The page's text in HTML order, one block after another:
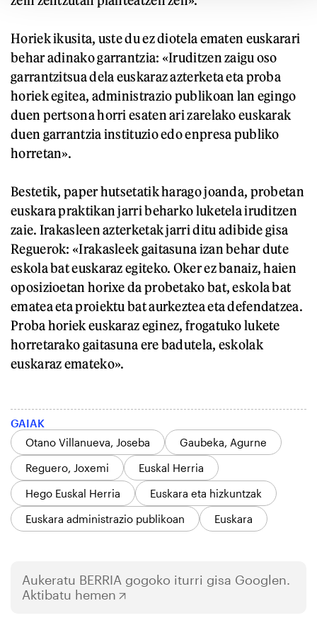
Horiek ikusita, uste du ez diotela ematen euskarari
behar adinako garrantzia: «Iruditzen zaigu oso
garrantzitsua dela euskaraz azterketa eta proba
horiek egitea, administrazio publikoan lan egingo
duen pertsona horri esaten ari zarelako euskarak
duen garrantzia instituzio edo enpresa publiko
horretan».
Bestetik, paper hutsetatik harago joanda, probetan
euskara praktikan jarri beharko luketela iruditzen
zaie. Irakasleen azterketak jarri ditu adibide gisa
Reguerok: «Irakasleek gaitasuna izan behar dute
eskola bat euskaraz egiteko. Oker ez banaiz, haien
oposizioetan horixe da probetako bat, eskola bat
ematea eta proiektu bat aurkeztea eta defendatzea.
Proba horiek euskaraz eginez, frogatuko lukete
horretarako gaitasuna ere badutela, eskolak
euskaraz emateko».
GAIAK
Otano Villanueva, Joseba
Gaubeka, Agurne
Reguero, Joxemi
Euskal Herria
Hego Euskal Herria
Euskara eta hizkuntzak
Euskara administrazio publikoan
Euskara
Aukeratu BERRIA gogoko iturri gisa Googlen.
Aktibatu hemen